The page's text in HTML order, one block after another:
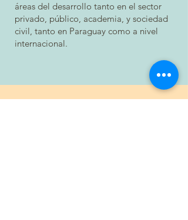
áreas del desarrollo tanto en el sector
privado, público, academia, y sociedad
civil, tanto en Paraguay como a nivel
internacional.
desde Paraguay, con amor.